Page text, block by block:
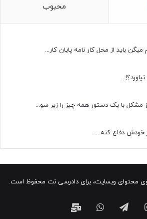
محبوب
باید از محل کار نامه پایان کار...
مشکل با یک دستور همه چیز را زیر سو...
خودش دفاع کنه......
محتوای وبسایت، برای دادرسی نت محفوظ است.
اینستاگرامتلگرامواتس ایمیل